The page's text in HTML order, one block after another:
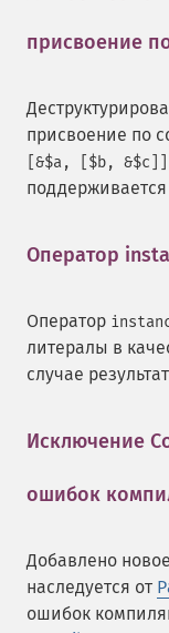
присвоение
присвоение по
[&$a, [$b,
Оператор
Оператор
литералы в
случае
Исключение
ошибок
Добавлено
наследуется от
ошибок